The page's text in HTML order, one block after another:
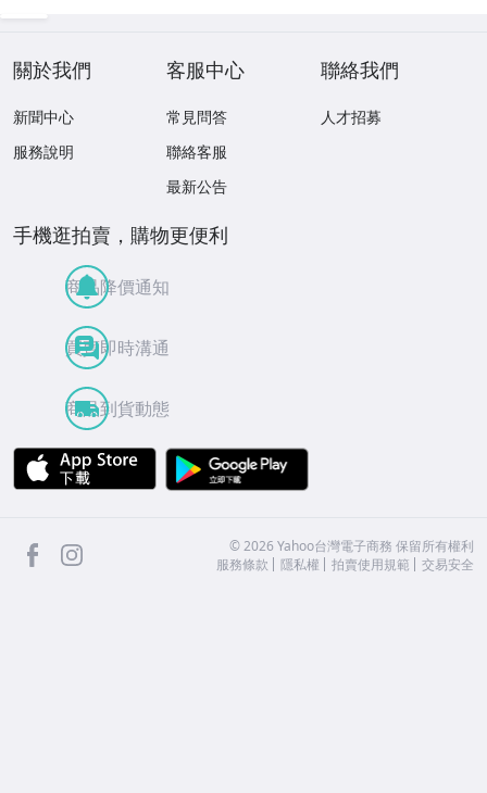
關於我們
新聞中心
服務說明
客服中心
常見問答
聯絡客服
最新公告
聯絡我們
人才招募
手機逛拍賣，購物更便利
商品降價通知
買賣即時溝通
商品到貨動態
APP Store
facebook ©2026 Yahoo台灣電子商務 保留所有權利
服務條款
隱私權 拍賣使用規範 交易安全